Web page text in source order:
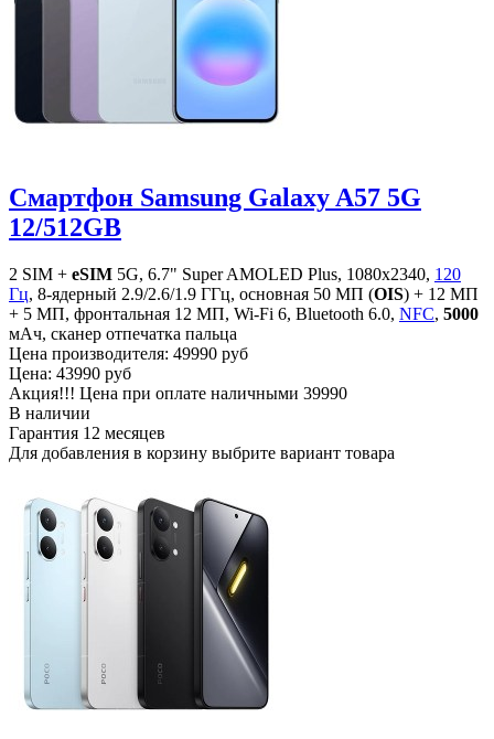
Смартфон Samsung Galaxy A57 5G
12/512GB
2 SIM + eSIM 5G, 6.7" Super AMOLED Plus, 1080x2340, 120
Гц, 8-ядерный 2.9/2.6/1.9 ГГц, основная 50 МП (OIS) + 12 МП
+ 5 МП, фронтальная 12 МП, Wi-Fi 6, Bluetooth 6.0, NFC, 5000
мАч, сканер отпечатка пальца
Цена производителя: 49990 руб
Цена: 43990 руб
Акция!!! Цена при оплате наличными 39990
В наличии
Гарантия 12 месяцев
Для добавления в корзину выбрите вариант товара